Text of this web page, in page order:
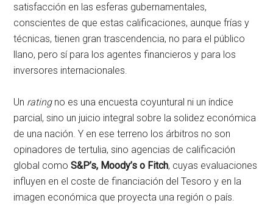
satisfacción en las esferas gubernamentales,
conscientes de que estas calificaciones, aunque frías y
técnicas, tienen gran trascendencia, no para el público
llano, pero sí para los agentes financieros y para los
inversores internacionales.
Un ratingno es una encuesta coyuntural ni un índice
parcial, sino un juicio integral sobre la solidez económica
de una nación. Y en ese terreno los árbitros no son
opinadores de tertulia, sino agencias de calificación
global comoS&P’s, Moody’s o Fitch, cuyas evaluaciones
influyen en el coste de financiación del Tesoro y en la
imagen económica que proyecta una región o país.